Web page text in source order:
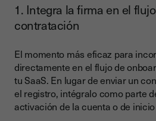
1. Integra la firma en el
contratación
El momento más eficaz para
directamente en el flujo de
tu SaaS. En lugar de enviar un
el registro, intégralo como parte
activación de la cuenta o de